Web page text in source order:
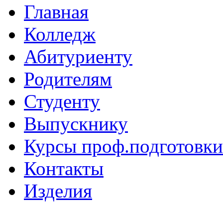
Главная
Колледж
Абитуриенту
Родителям
Студенту
Выпускнику
Курсы проф.подготовки
Контакты
Изделия